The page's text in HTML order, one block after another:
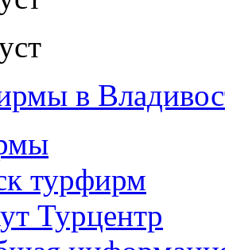
в
турфирм
Турцентр